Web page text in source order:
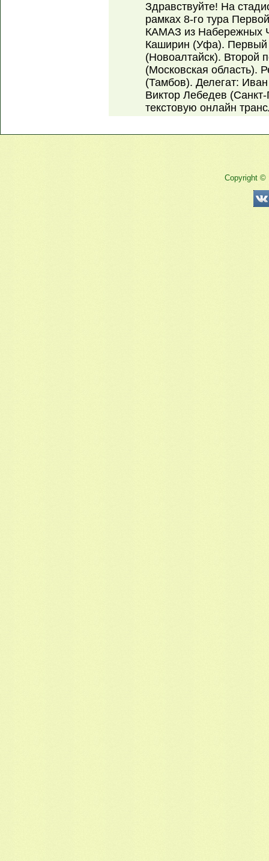
Здравствуйте! На
рамках 8-го тура
КАМАЗ из Набережных
Каширин (Уфа).
(Новоалтайск). Второй
(Московская область).
(Тамбов). Делегат:
Виктор Лебедев
текстовую онлайн
Copyright ©